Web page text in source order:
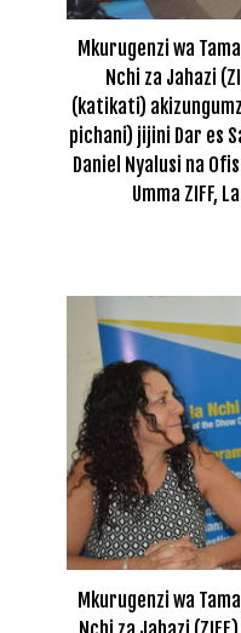
Mkurugenzi wa
Nchi za Jahazi
(katikati)
pichani) jijini Dar es
Daniel Nyalusi na
Umma ZIFF,
Mkurugenzi wa